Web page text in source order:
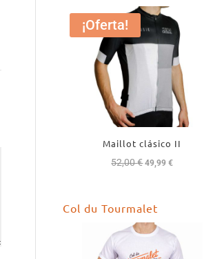
¡Oferta!
Maillot clásico II
52,00€El
era:
52,00 €.
49,99€El
Col du Tourmalet